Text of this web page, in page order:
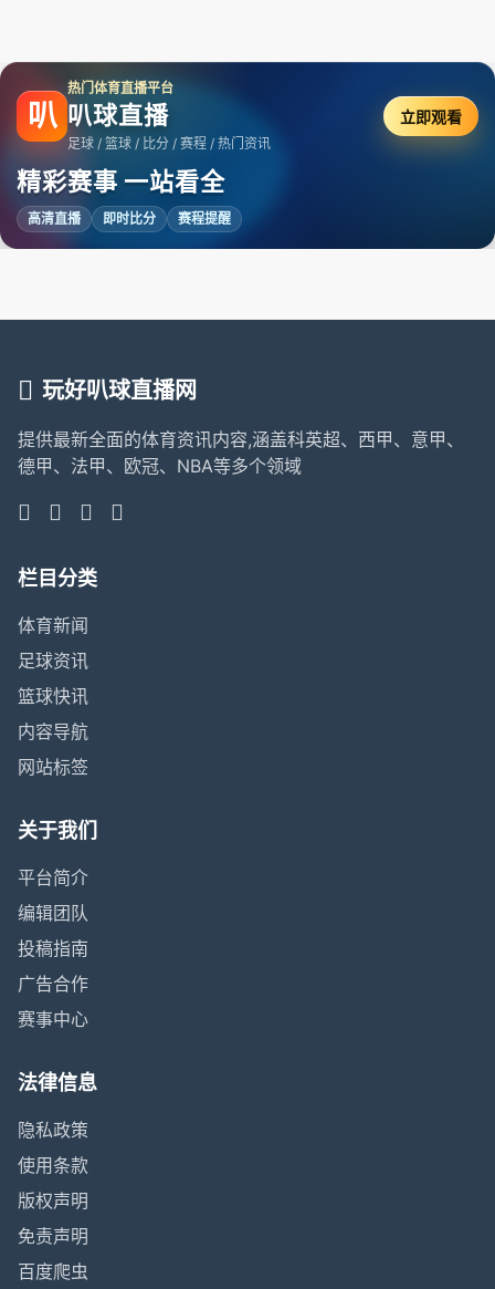
叭
热门体育直播平台
叭球直播
足球 / 篮球 / 比分 / 赛程 / 热门资讯
精彩赛事 一站看全
高清直播 即时比分 赛程提醒
立即观看
玩好叭球直播网
提供最新全面的体育资讯内容,涵盖科英超、西甲、意甲、
德甲、法甲、欧冠、NBA等多个领域
栏目分类
体育新闻
足球资讯
篮球快讯
内容导航
网站标签
关于我们
平台简介
编辑团队
投稿指南
广告合作
赛事中心
法律信息
隐私政策
使用条款
版权声明
免责声明
百度爬虫